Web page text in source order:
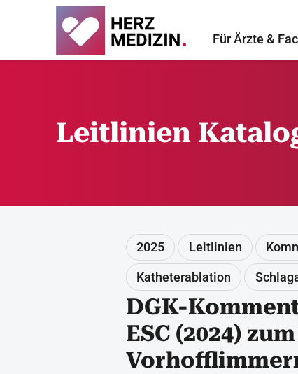
Für Ärzte &
Leitlinien
2025 Leitlinien
Katheterablation
DGK-
ESC (2024)